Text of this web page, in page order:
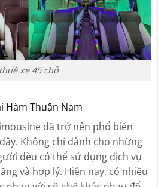
thuê xe 45 chỗ
Hàm Thuận Nam
đã trở nên phổ biến
Không chỉ dành cho những
đều có thể sử dụng dịch vụ
và hợp lý. Hiện nay, có nhiều